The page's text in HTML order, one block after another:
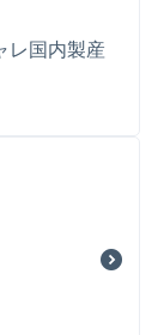
レ国内製産